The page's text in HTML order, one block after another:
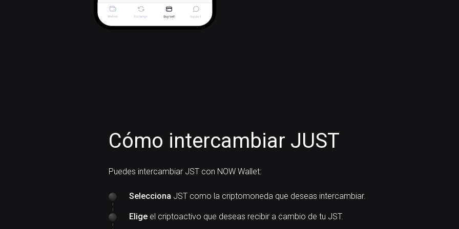
Cómo intercambiar JUST
Puedes intercambiar JST con NOW Wallet:
Selecciona JST como la criptomoneda que deseas intercambiar.
Elige el criptoactivo que deseas recibir a cambio de tu JST.